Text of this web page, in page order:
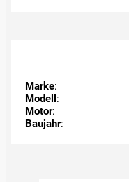
Marke:
Modell :
Motor:
Baujahr: